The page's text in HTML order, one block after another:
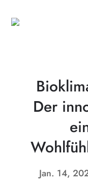
Der
Jan. 14,